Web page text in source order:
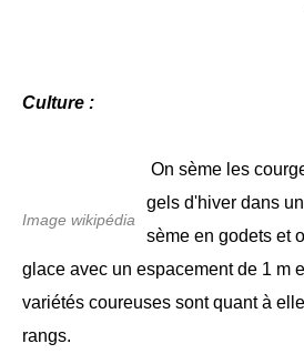
Culture :
Image wikipédia
On sème les
gels d'hiver dans
sème en godets et
glace avec un espacement de 1 m
variétés coureuses sont quant à
rangs.